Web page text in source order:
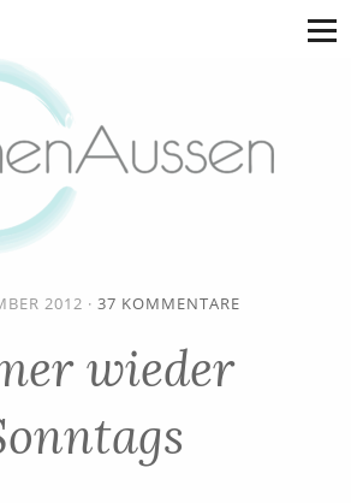
2012 · 37 KOMMENTARE
wieder